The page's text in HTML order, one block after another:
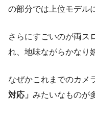
の部分では上位モデル
さらにすごいのが両ス
れ、地味ながらかなり
なぜかこれまでのカメ
対応」 みたいなものが